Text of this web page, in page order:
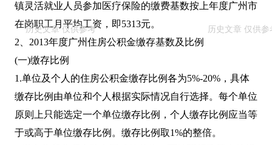
镇灵活就业人员参加医疗保险的缴费基数按上年度广州市
在岗职工月平均工资，即5313元。
2、2013年度广州住房公积金缴存基数及比例
(一)缴存比例
1.单位及个人的住房公积金缴存比例各为5%-20%，具体
缴存比例由单位和个人根据实际情况自行选择。每个单位
原则上只能选定一个单位缴存比例，个人缴存比例应当等
于或高于单位缴存比例。缴存比例取1%的整倍。